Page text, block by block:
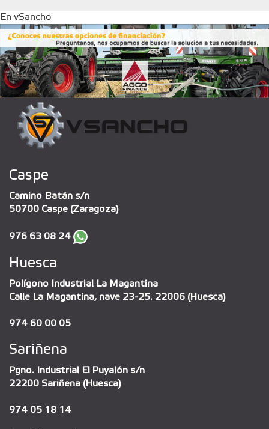
En vSancho
Caspe
Camino Batán s/n
50700 Caspe (Zaragoza)
976 63 08 24
Huesca
Polígono Industrial La Magantina
Calle La Magantina, nave 23-25. 22006 (Huesca)
974 60 00 05
Sariñena
Pgno. Industrial El Puyalón s/n
22200 Sariñena (Huesca)
974 05 18 14